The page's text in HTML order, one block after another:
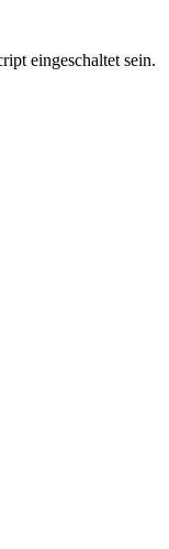
eingeschaltet sein.